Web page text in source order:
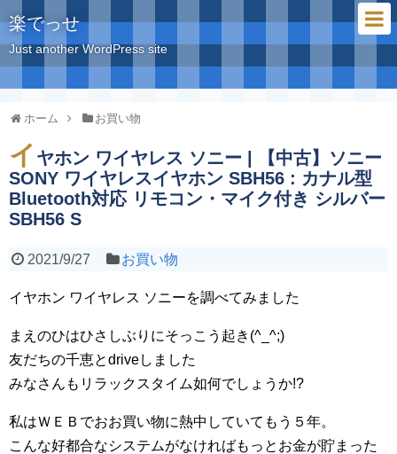
楽でっせ
Just another WordPress site
ホーム お買い物
イ ヤホン ワイヤレス ソニー | 【中古】ソニー
SONY ワイヤレスイヤホン SBH56 : カナル型
Bluetooth対応 リモコン・マイク付き シルバー
SBH56 S
2021/9/27 お買い物
イヤホン ワイヤレス ソニーを調べてみました
まえのひはひさしぶりにそっこう起き(^_^;)
友だちの千恵とdriveしました
みなさんもリラックスタイム如何でしょうか!?
私はＷＥＢでおお買い物に熱中していてもう５年。
こんな好都合なシステムがなければもっとお金が貯まった